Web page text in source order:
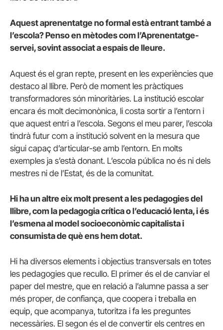
Aquest aprenentatge no formal està entrant també a
l’escola? Penso en mètodes com l’Aprenentatge-
servei, sovint associat a espais de lleure.
Aquest és el gran repte, present en les experiències que
destaco al llibre. Però de moment les pràctiques
transformadores són minoritàries. La institució escolar
encara és molt decimonònica, li costa sortir a l’entorn i
que aquest entri a l’escola. Segons el meu parer, l’escola
tindrà futur com a institució solvent en la mesura que
sigui capaç d’articular-se amb l’entorn. En molts
exemples ja s’està donant. L’escola pública no és ni dels
mestres ni de l’Estat, és de la comunitat.
Hi ha un altre eix molt present a les pedagogies del
llibre, com la pedagogia crítica o l’educació lenta, i és
l’esmena al model socioeconòmic capitalista i
consumista de què ens hem dotat.
Hi ha diversos elements i objectius transversals en totes
les pedagogies que recullo. El primer és el de canviar el
paper del mestre, que en relació a l’alumne passa a ser
més proper, de confiança, que coopera i treballa en
equip, que acompanya, tutoritza i fa les preguntes
necessàries. El segon és el de convertir els centres en